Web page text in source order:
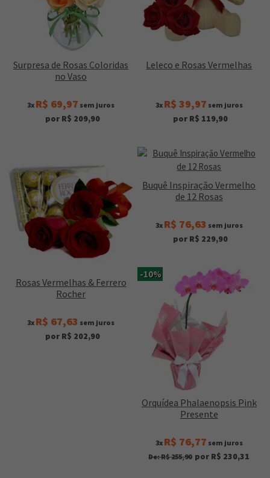
Surpresa de Rosas Coloridas
no Vaso
3x R$ 69,97 sem juros
por R$ 209,90
Leleco e Rosas Vermelhas
3x R$ 39,97 sem juros
por R$ 119,90
Rosas Vermelhas & Ferrero
Rocher
3x R$ 67,63 sem juros
por R$ 202,90
Buquê Inspiração Vermelho
de 12 Rosas
3x R$ 76,63 sem juros
por R$ 229,90
-10%
Orquídea Phalaenopsis Pink
Presente
3x R$ 76,77 sem juros
De: R$ 255,90 por R$ 230,31